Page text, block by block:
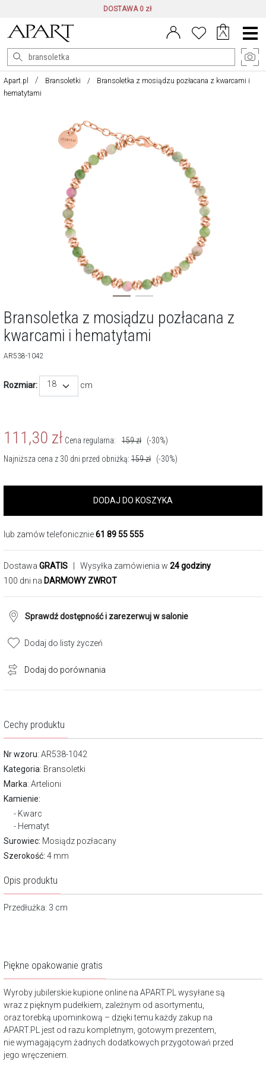
DOSTAWA 0 zł
Menu
główne
Apart.pl Bransoletki
Bransoletka z mosiądzu pozłacana z kwarcami i
hematytami
Bransoletka z mosiądzu pozłacana z
kwarcami i hematytami
AR538-1042
Rozmiar: 18 cm
111,30 zł Cena regularna: 159zł
(-30%)
Najniższa cena z 30 dni przed obniżką: 159zł (-30%)
DODAJ DO KOSZYKA
lub zamów telefonicznie61 89 55 555
Dostawa GRATIS | Wysyłka zamówienia w 24 godziny
100 dni na DARMOWY ZWROT
Sprawdź dostępność i zarezerwuj w salonie
Dodaj do listy życzeń
Dodaj do porównania
Cechy produktu
Nr wzoru: AR538-1042
Kategoria: Bransoletki
Marka: Artelioni
Kamienie:
Kwarc
Hematyt
Surowiec: Mosiądz pozłacany
Szerokość: 4 mm
Opis produktu
Przedłużka: 3 cm
Piękne opakowanie gratis
Wyroby jubilerskie kupione online na APART.PL wysyłane są
wraz z pięknym pudełkiem, zależnym od asortymentu,
oraz torebką upominkową – dzięki temu każdy zakup na
APART.PL jest od razu kompletnym, gotowym prezentem,
nie wymagającym żadnych dodatkowych przygotowań przed
jego wręczeniem.